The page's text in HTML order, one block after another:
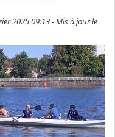
2025 09:13 - Mis à jour le